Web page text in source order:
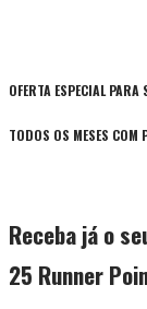
OFERTA ESPECIAL
TODOS OS MESES COM
Receba já o
25 Runner